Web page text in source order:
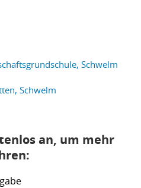
Schwelm
Schwelm
an, um mehr